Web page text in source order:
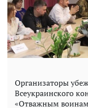
Организаторы
Всеукраинского
«Отважным